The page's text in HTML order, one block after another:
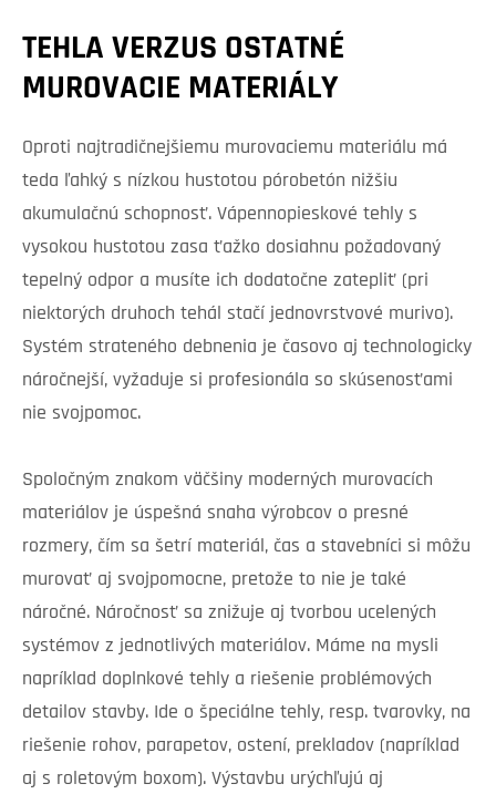
TEHLA VERZUS OSTATNÉ
MUROVACIE MATERIÁLY
Oproti najtradičnejšiemu murovaciemu materiálu má
teda ľahký s nízkou hustotou pórobetón nižšiu
akumulačnú schopnosť. Vápennopieskové tehly s
vysokou hustotou zasa ťažko dosiahnu požadovaný
tepelný odpor a musíte ich dodatočne zatepliť (pri
niektorých druhoch tehál stačí jednovrstvové murivo).
Systém strateného debnenia je časovo aj technologicky
náročnejší, vyžaduje si profesionála so skúsenosťami
nie svojpomoc.
Spoločným znakom väčšiny moderných murovacích
materiálov je úspešná snaha výrobcov o presné
rozmery, čím sa šetrí materiál, čas a stavebníci si môžu
murovať aj svojpomocne, pretože to nie je také
náročné. Náročnosť sa znižuje aj tvorbou ucelených
systémov z jednotlivých materiálov. Máme na mysli
napríklad doplnkové tehly a riešenie problémových
detailov stavby. Ide o špeciálne tehly, resp. tvarovky, na
riešenie rohov, parapetov, ostení, prekladov (napríklad
aj s roletovým boxom). Výstavbu urýchľujú aj